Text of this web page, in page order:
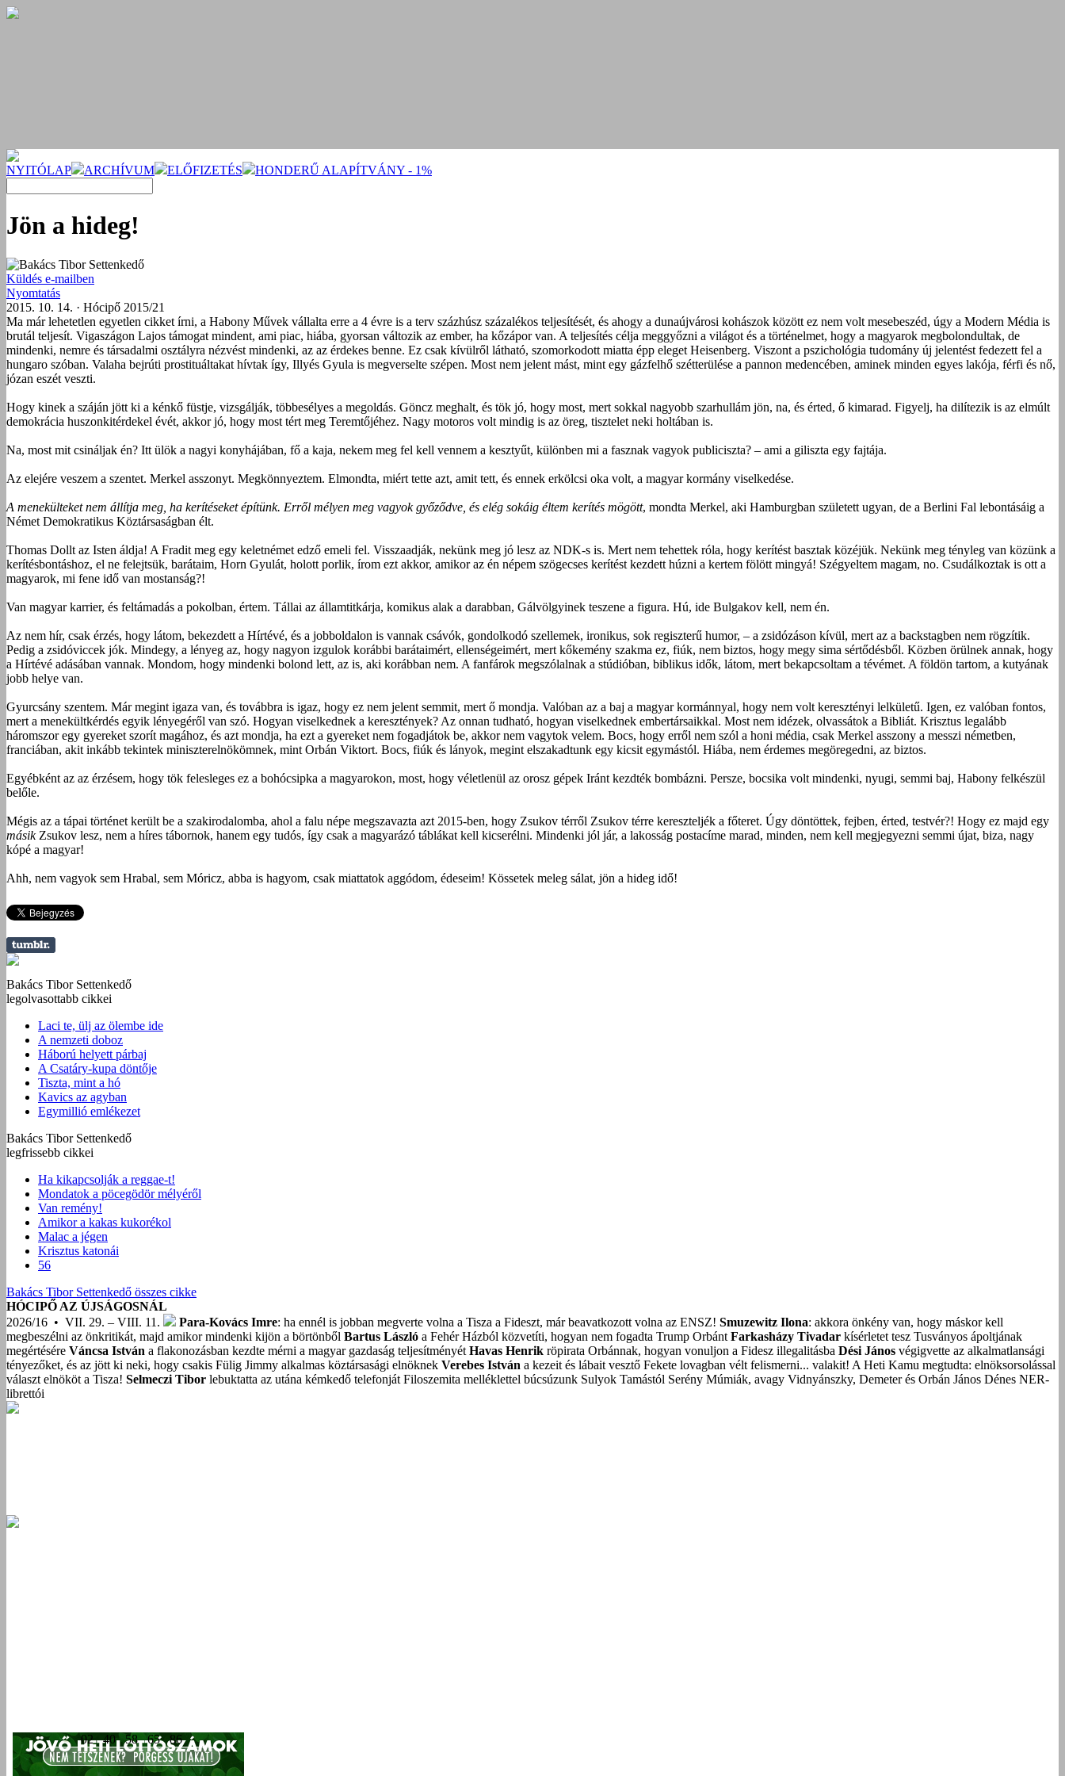
NYITÓLAP ARCHÍVUM ELŐFIZETÉS HONDERŰ ALAPÍTVÁNY - 1%
Jön a hideg!
Bakács Tibor Settenkedő
Küldés e-mailben
Nyomtatás
2015. 10. 14. · Hócipő 2015/21
Ma már lehetetlen egyetlen cikket írni, a Habony Művek vállalta erre a 4 évre is a terv százhúsz százalékos teljesítését, és ahogy a dunaújvárosi kohászok között ez nem volt mesebeszéd, úgy a Modern Média is
brutál teljesít. Vigaszágon Lajos támogat mindent, ami piac, hiába, gyorsan változik az ember, ha kőzápor van. A teljesítés célja meggyőzni a világot és a történelmet, hogy a magyarok megbolondultak, de
mindenki, nemre és társadalmi osztályra nézvést mindenki, az az érdekes benne. Ez csak kívülről látható, szomorkodott miatta épp eleget Heisenberg. Viszont a pszichológia tudomány új jelentést fedezett fel a
hungaro szóban. Valaha bejrúti prostituáltakat hívtak így, Illyés Gyula is megverselte szépen. Most nem jelent mást, mint egy gázfelhő szétterülése a pannon medencében, aminek minden egyes lakója, férfi és nő,
józan eszét veszti.
Hogy kinek a száján jött ki a kénkő füstje, vizsgálják, többesélyes a megoldás. Göncz meghalt, és tök jó, hogy most, mert sokkal nagyobb szarhullám jön, na, és érted, ő kimarad. Figyelj, ha dilítezik is az elmúlt
demokrácia huszonkitérdekel évét, akkor jó, hogy most tért meg Teremtőjéhez. Nagy motoros volt mindig is az öreg, tisztelet neki holtában is.
Na, most mit csináljak én? Itt ülök a nagyi konyhájában, fő a kaja, nekem meg fel kell vennem a kesztyűt, különben mi a fasznak vagyok publiciszta? – ami a giliszta egy fajtája.
Az elejére veszem a szentet. Merkel asszonyt. Megkönnyeztem. Elmondta, miért tette azt, amit tett, és ennek erkölcsi oka volt, a magyar kormány viselkedése.
A menekülteket nem állítja meg, ha kerítéseket építünk. Erről mélyen meg vagyok győződve, és elég sokáig éltem kerítés mögött, mondta Merkel, aki Hamburgban született ugyan, de a Berlini Fal lebontásáig a
Német Demokratikus Köztársaságban élt.
Thomas Dollt az Isten áldja! A Fradit meg egy keletnémet edző emeli fel. Visszaadják, nekünk meg jó lesz az NDK-s is. Mert nem tehettek róla, hogy kerítést basztak közéjük. Nekünk meg tényleg van közünk a
kerítésbontáshoz, el ne felejtsük, barátaim, Horn Gyulát, holott porlik, írom ezt akkor, amikor az én népem szögecses kerítést kezdett húzni a kertem fölött mingyá! Szégyeltem magam, no. Csudálkoztak is ott a
magyarok, mi fene idő van mostanság?!
Van magyar karrier, és feltámadás a pokolban, értem. Tállai az államtitkárja, komikus alak a darabban, Gálvölgyinek teszene a figura. Hú, ide Bulgakov kell, nem én.
Az nem hír, csak érzés, hogy látom, bekezdett a Hírtévé, és a jobboldalon is vannak csávók, gondolkodó szellemek, ironikus, sok regiszterű humor, – a zsidózáson kívül, mert az a backstagben nem rögzítik.
Pedig a zsidóviccek jók. Mindegy, a lényeg az, hogy nagyon izgulok korábbi barátaimért, ellenségeimért, mert kőkemény szakma ez, fiúk, nem biztos, hogy megy sima sértődésből. Közben örülnek annak, hogy
a Hírtévé adásában vannak. Mondom, hogy mindenki bolond lett, az is, aki korábban nem. A fanfárok megszólalnak a stúdióban, biblikus idők, látom, mert bekapcsoltam a tévémet. A földön tartom, a kutyának
jobb helye van.
Gyurcsány szentem. Már megint igaza van, és továbbra is igaz, hogy ez nem jelent semmit, mert ő mondja. Valóban az a baj a magyar kormánnyal, hogy nem volt keresztényi lelkületű. Igen, ez valóban fontos,
mert a menekültkérdés egyik lényegéről van szó. Hogyan viselkednek a keresztények? Az onnan tudható, hogyan viselkednek embertársaikkal. Most nem idézek, olvassátok a Bibliát. Krisztus legalább
háromszor egy gyereket szorít magához, és azt mondja, ha ezt a gyereket nem fogadjátok be, akkor nem vagytok velem. Bocs, hogy erről nem szól a honi média, csak Merkel asszony a messzi németben,
franciában, akit inkább tekintek miniszterelnökömnek, mint Orbán Viktort. Bocs, fiúk és lányok, megint elszakadtunk egy kicsit egymástól. Hiába, nem érdemes megöregedni, az biztos.
Egyébként az az érzésem, hogy tök felesleges ez a bohócsipka a magyarokon, most, hogy véletlenül az orosz gépek Iránt kezdték bombázni. Persze, bocsika volt mindenki, nyugi, semmi baj, Habony felkészül
belőle.
Mégis az a tápai történet került be a szakirodalomba, ahol a falu népe megszavazta azt 2015-ben, hogy Zsukov térről Zsukov térre kereszteljék a főteret. Úgy döntöttek, fejben, érted, testvér?! Hogy ez majd egy
másikZsukov lesz, nem a híres tábornok, hanem egy tudós, így csak a magyarázó táblákat kell kicserélni. Mindenki jól jár, a lakosság postacíme marad, minden, nem kell megjegyezni semmi újat, biza, nagy
kópé a magyar!
Ahh, nem vagyok sem Hrabal, sem Móricz, abba is hagyom, csak miattatok aggódom, édeseim! Kössetek meleg sálat, jön a hideg idő!
Bakács Tibor Settenkedő
legolvasottabb cikkei
Laci te, ülj az ölembe ide
A nemzeti doboz
Háború helyett párbaj
A Csatáry-kupa döntője
Tiszta, mint a hó
Kavics az agyban
Egymillió emlékezet
Bakács Tibor Settenkedő
legfrissebb cikkei
Ha kikapcsolják a reggae-t!
Mondatok a pöcegödör mélyéről
Van remény!
Amikor a kakas kukorékol
Malac a jégen
Krisztus katonái
56
Bakács Tibor Settenkedő összes cikke
HÓCIPŐ AZ ÚJSÁGOSNÁL
2026/16 • VII. 29. – VIII. 11.
Para-Kovács Imre: ha ennél is jobban megverte volna a Tisza a Fideszt, már beavatkozott volna az ENSZ! Smuzewitz Ilona: akkora önkény van, hogy máskor kell
megbeszélni az önkritikát, majd amikor mindenki kijön a börtönből Bartus László a Fehér Házból közvetíti, hogyan nem fogadta Trump Orbánt Farkasházy Tivadar kísérletet tesz Tusványos ápoltjának
megértésére Váncsa István a flakonozásban kezdte mérni a magyar gazdaság teljesítményét Havas Henrik röpirata Orbánnak, hogyan vonuljon a Fidesz illegalitásba Dési János végigvette az alkalmatlansági
tényezőket, és az jött ki neki, hogy csakis Fülig Jimmy alkalmas köztársasági elnöknek Verebes István a kezeit és lábait vesztő Fekete lovagban vélt felismerni... valakit! A Heti Kamu megtudta: elnöksorsolással
választ elnököt a Tisza! Selmeczi Tibor lebuktatta az utána kémkedő telefonját Filoszemita melléklettel búcsúzunk Sulyok Tamástól Serény Múmiák, avagy Vidnyánszky, Demeter és Orbán János Dénes NER-
librettói